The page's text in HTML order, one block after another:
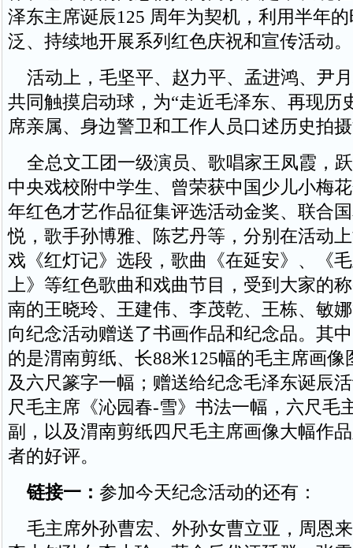
泽东主席诞辰125 周年为契机，利用半年
泛、持续地开展系列红色庆祝和宣传活动。
活动上，毛坚平、赵力平、孟进鸿、尹
共同触摸启动球，为“走近毛泽东、再现
席亲属、身边警卫和工作人员口述历史拍
全总文工团一级演员、歌唱家王凤霞，
中央戏校附中学生、曾荣获中国少儿小梅
年红色才艺作品征集评选活动金奖、联合
悦，歌手孙博雅、陈艺丹等，分别在活动
戏《红灯记》选段，歌曲《在延安》、《
上》等红色歌曲和戏曲节目，受到大家的
南的王晓玲、王建伟、李茂乾、王栋、敏
向纪念活动赠送了书画作品和纪念品。其
的是渭南剪纸、长88米125幅的毛主席画像
及六尺篆字一幅；赠送给纪念毛泽东诞辰
尺毛主席《沁园春-雪》书法一幅，六尺毛
副，以及渭南剪纸四尺毛主席画像大幅作
者的好评。
链接一： 参加今天纪念活动的还有：
毛主席外孙曹宏、外孙女曹立亚，周恩